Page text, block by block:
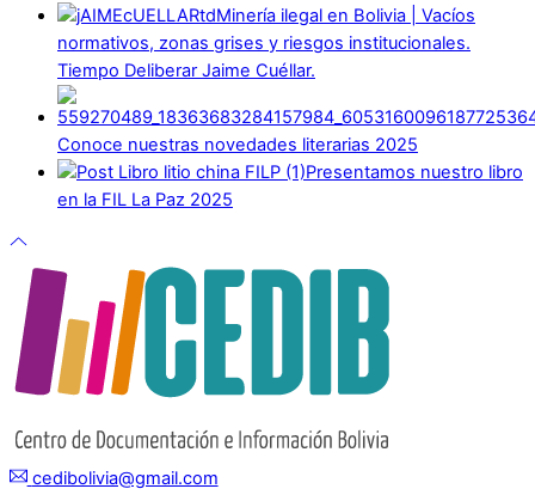
Minería ilegal en Bolivia | Vacíos
normativos, zonas grises y riesgos institucionales.
Tiempo Deliberar Jaime Cuéllar.
Conoce nuestras novedades literarias 2025
Presentamos nuestro libro
en la FIL La Paz 2025
cedibolivia@gmail.com